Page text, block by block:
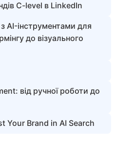
C-level в LinkedIn
AI-інструментами для
до візуального
від ручної роботи до
Your Brand in AI Search